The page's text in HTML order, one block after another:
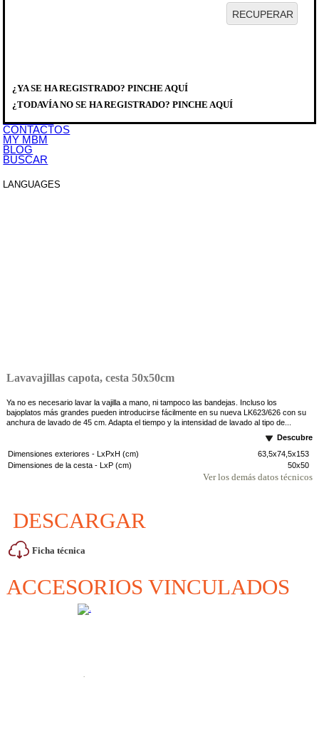
SERVICIO
DESCARGAS
EVENTOS
NOTICIAS
CONTACTOS
MY MBM
BLOG
BUSCAR
LANGUAGES
¿YA SE HA REGISTRADO? PINCHE AQUÍ
¿TODAVÍA NO SE HA REGISTRADO? PINCHE AQUÍ
PRODUCTOS >LAVADO >DOMINA PLUS >CAPOTA LAVAVAJILLAS
LK623
Lavavajillas capota, cesta 50x50cm
Ya no es necesario lavar la vajilla a mano, ni tampoco las bandejas. Incluso los
bajoplatos más grandes pueden introducirse fácilmente en su nueva LK623/626 con su
anchura de lavado de 45 cm. Adapta el tiempo y la intensidad de lavado al tipo de...
Descubre
Dimensiones exteriores - LxPxH (cm)
63,5x74,5x153
Dimensiones de la cesta - LxP (cm)
50x50
Ver los demás datos técnicos
DESCARGAR
Ficha técnica
ACCESORIOS VINCULADOS
.